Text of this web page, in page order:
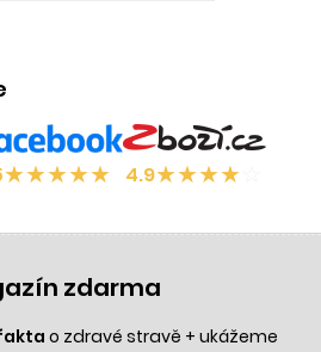
★★★★★ 4.9★★★★
zdarma
o zdravé stravě + ukážeme